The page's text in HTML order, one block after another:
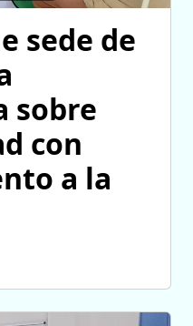
sede de
sobre
con
a la